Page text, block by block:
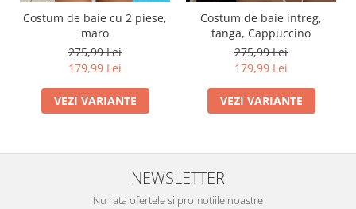
Costum de baie cu 2 piese,
maro
275,99 Lei
179,99 Lei
VEZI VARIANTE
Costum de baie intreg,
tanga, Cappuccino
275,99 Lei
179,99 Lei
VEZI VARIANTE
NEWSLETTER
Nu rata ofertele si promotiile noastre